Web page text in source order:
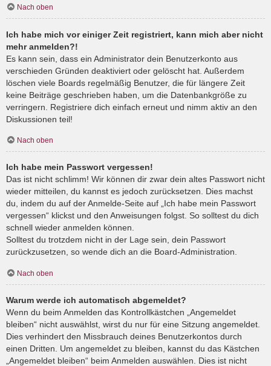
Nach oben
Ich habe mich vor einiger Zeit registriert, kann mich aber nicht
mehr anmelden?!
Es kann sein, dass ein Administrator dein Benutzerkonto aus
verschieden Gründen deaktiviert oder gelöscht hat. Außerdem
löschen viele Boards regelmäßig Benutzer, die für längere Zeit
keine Beiträge geschrieben haben, um die Datenbankgröße zu
verringern. Registriere dich einfach erneut und nimm aktiv an den
Diskussionen teil!
Nach oben
Ich habe mein Passwort vergessen!
Das ist nicht schlimm! Wir können dir zwar dein altes Passwort nicht
wieder mitteilen, du kannst es jedoch zurücksetzen. Dies machst
du, indem du auf der Anmelde-Seite auf „Ich habe mein Passwort
vergessen“ klickst und den Anweisungen folgst. So solltest du dich
schnell wieder anmelden können.
Solltest du trotzdem nicht in der Lage sein, dein Passwort
zurückzusetzen, so wende dich an die Board-Administration.
Nach oben
Warum werde ich automatisch abgemeldet?
Wenn du beim Anmelden das Kontrollkästchen „Angemeldet
bleiben“ nicht auswählst, wirst du nur für eine Sitzung angemeldet.
Dies verhindert den Missbrauch deines Benutzerkontos durch
einen Dritten. Um angemeldet zu bleiben, kannst du das Kästchen
„Angemeldet bleiben“ beim Anmelden auswählen. Dies ist nicht